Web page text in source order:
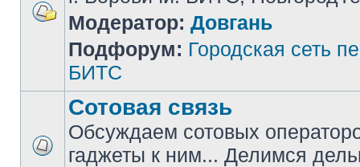
Модератор: Довгань
Подфорум: Городская сеть
БИТС
Сотовая связь
Обсуждаем сотовых
гаджеты к ним... Делимся